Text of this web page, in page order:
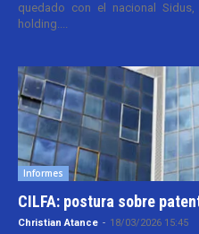
quedado con el nacional
holding....
Informes
CILFA: postura sobre
Christian Atance - 18/03/2026 15:45